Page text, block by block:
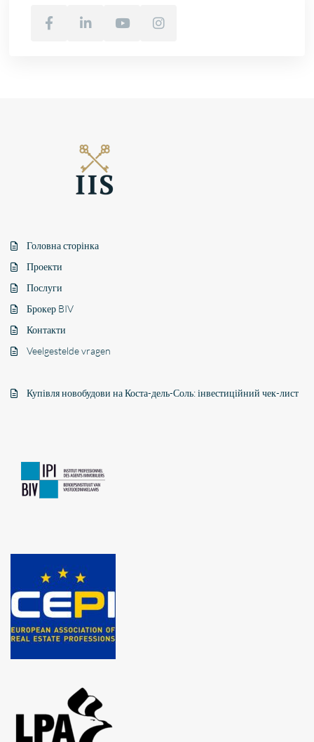
Головна сторінка
Проекти
Послуги
Брокер BIV
Контакти
Veelgestelde vragen
Купівля новобудови на Коста-дель-Соль: інвестиційний чек-лист